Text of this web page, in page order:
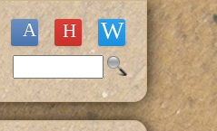
Formulario de búsqueda